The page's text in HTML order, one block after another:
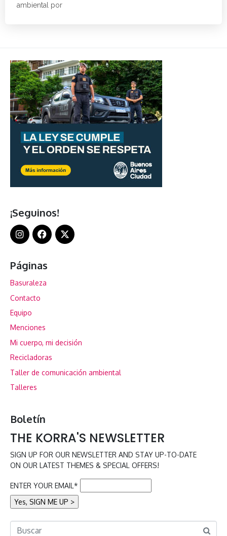
ambiental por
¡Seguinos!
Páginas
Basuraleza
Contacto
Equipo
Menciones
Mi cuerpo, mi decisión
Recicladoras
Taller de comunicación ambiental
Talleres
Boletín
THE KORRA'S NEWSLETTER
SIGN UP FOR OUR NEWSLETTER AND STAY UP-TO-DATE
ON OUR LATEST THEMES & SPECIAL OFFERS!
ENTER YOUR EMAIL*